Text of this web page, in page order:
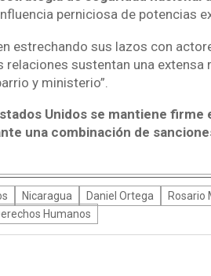
perniciosa de potencias
estrechando sus lazos con
relaciones sustentan una
y ministerio”.
Unidos se mantiene firme
una combinación de
Nicaragua Daniel Ortega
Rosario
Humanos